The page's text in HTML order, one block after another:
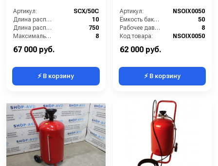
Артикул:
SCX/50C
Длина распылительного шланга (м):
10
Длина распылителя (мм):
750
Максимальное давление на выходе (бар):
8
Объём бака / ресивера (л):
67 000 руб.
⚡ В корзину
Артикул:
NSOIX0050
Ёмкость бака (л):
50
Рабочее давление (бар):
8
Код товара:
NSOIX0050
62 000 руб.
⚡ В корзину